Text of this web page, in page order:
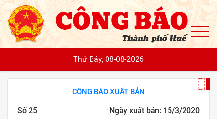
Thứ Bảy, 08-08-2026
CÔNG BÁO XUẤT BẢN
Số 25 Ngày xuất bản: 15/3/2020